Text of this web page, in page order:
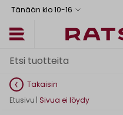
Tänään klo 10-16
Takaisin
Etusivu | Sivua ei löydy